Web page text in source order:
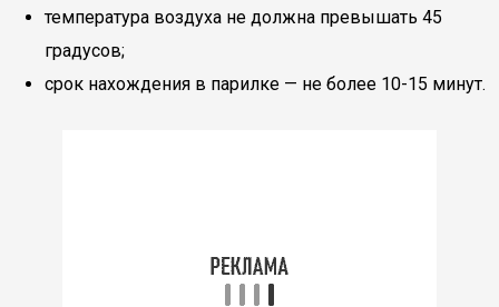
температура воздуха не должна превышать 45
градусов;
срок нахождения в парилке — не более 10-15 минут.